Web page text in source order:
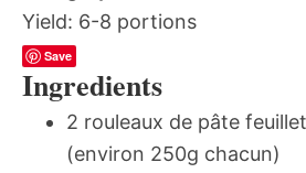
Yield: 6-8 portions
Save
Ingredients
2 rouleaux de pâte
(environ 250g chacun)